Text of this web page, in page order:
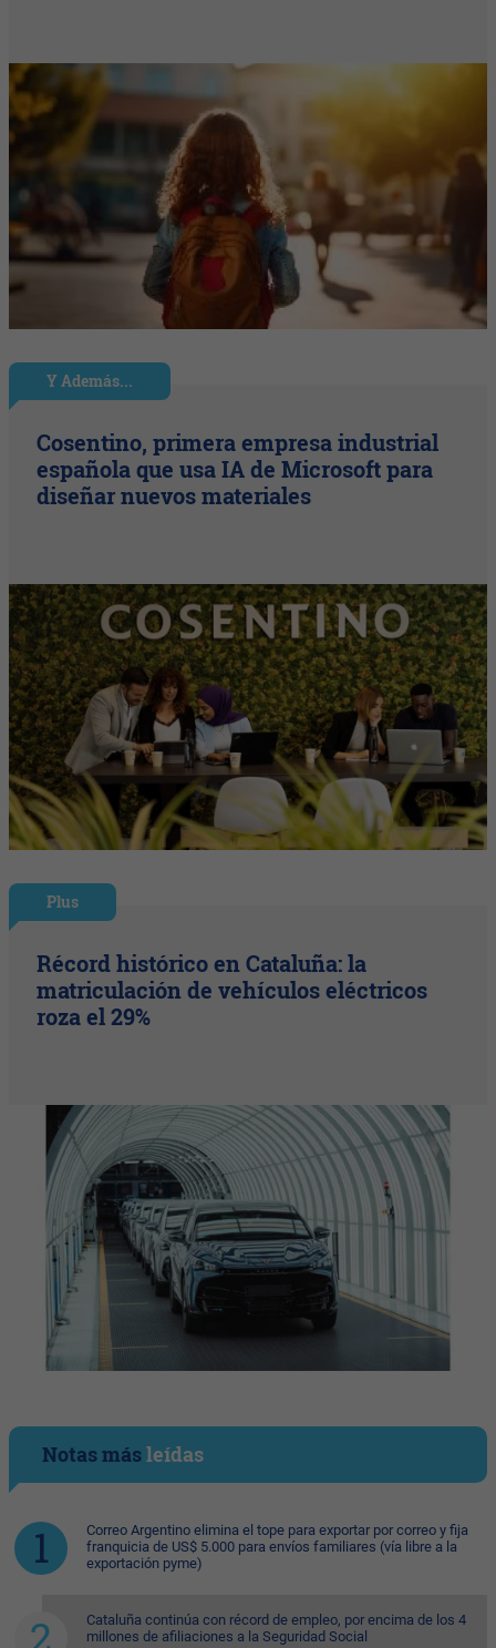
Y Además...
Cosentino, primera empresa industrial
española que usa IA de Microsoft para
diseñar nuevos materiales
Plus
Récord histórico en Cataluña: la
matriculación de vehículos eléctricos
roza el 29%
Notas másleídas
Correo Argentino elimina el tope para exportar por correo y fija
franquicia de US$ 5.000 para envíos familiares (vía libre a la
exportación pyme)
Cataluña continúa con récord de empleo, por encima de los 4
millones de afiliaciones a la Seguridad Social